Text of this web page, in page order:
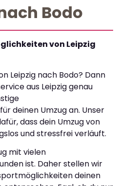
Bodo
von Leipzig
Leipzig nach Bodo? Dann
aus Leipzig genau
deinen Umzug an. Unser
dass dein Umzug von
und stressfrei verläuft.
mit vielen
ist. Daher stellen wir
deinen